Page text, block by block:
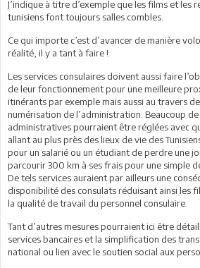
J’indique à titre d’exemple que les films et les
tunisiens font toujours salles combles.
Ce qui importe c’est d’avancer de manière
réalité, il y a tant à faire !
Les services consulaires doivent aussi faire
de leur fonctionnement pour une meilleure
itinérants par exemple mais aussi au travers
numérisation de l’administration. Beaucoup
administratives pourraient être réglées avec
allant au plus près des lieux de vie des
pour un salarié ou un étudiant de perdre une
parcourir 300 km à ses frais pour une simple
De tels services auraient par ailleurs une
disponibilité des consulats réduisant ainsi les
la qualité de travail du personnel consulaire.
Tant d’autres mesures pourraient ici être
services bancaires et la simplification des
national ou lien avec le soutien social aux